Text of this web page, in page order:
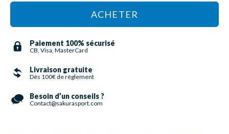
ACHETER
Paiement 100% sécurisé
CB, Visa, MasterCard
Livraison gratuite
Dès 100€ de règlement
Besoin d’un conseils ?
Contact@sakurasport.com